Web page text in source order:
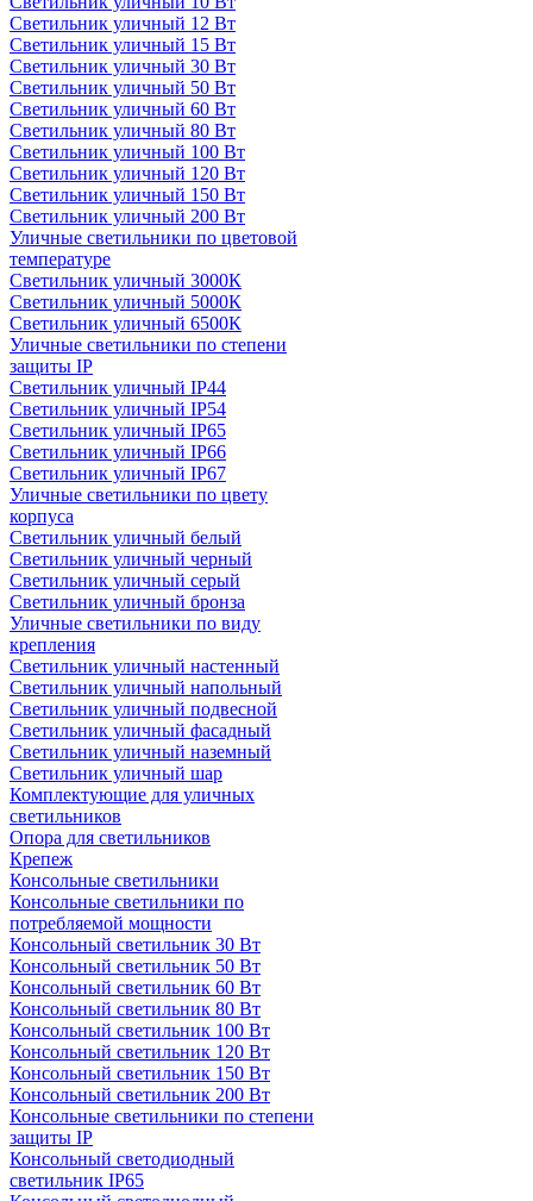
Светильник уличный 12 Вт
Светильник уличный 15 Вт
Светильник уличный 30 Вт
Светильник уличный 50 Вт
Светильник уличный 60 Вт
Светильник уличный 80 Вт
Светильник уличный 100 Вт
Светильник уличный 120 Вт
Светильник уличный 150 Вт
Светильник уличный 200 Вт
Уличные светильники по цветовой
температуре
Cветильник уличный 3000К
Cветильник уличный 5000К
Cветильник уличный 6500К
Уличные светильники по степени
защиты IP
Светильник уличный IP44
Светильник уличный IP54
Светильник уличный IP65
Светильник уличный IP66
Светильник уличный IP67
Уличные светильники по цвету
корпуса
Светильник уличный белый
Светильник уличный черный
Светильник уличный серый
Светильник уличный бронза
Уличные светильники по виду
крепления
Светильник уличный настенный
Светильник уличный напольный
Светильник уличный подвесной
Светильник уличный фасадный
Светильник уличный наземный
Cветильник уличный шар
Комплектующие для уличных
светильников
Опора для светильников
Крепеж
Консольные светильники
Консольные светильники по
потребляемой мощности
Консольный светильник 30 Вт
Консольный светильник 50 Вт
Консольный светильник 60 Вт
Консольный светильник 80 Вт
Консольный светильник 100 Вт
Консольный светильник 120 Вт
Консольный светильник 150 Вт
Консольный светильник 200 Вт
Консольные светильники по степени
защиты IP
Консольный светодиодный
светильник IP65